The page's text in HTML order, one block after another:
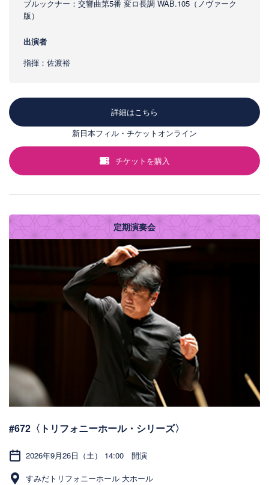
ブルックナー：交響曲第5番 変ロ長調 WAB.105（ノヴァーク
版）
出演者
指揮：佐渡裕
詳細はこちら
新日本フィル・チケットオンライン
チケットを購入
定期演奏会
#672〈トリフォニーホール・シリーズ〉
2026年9月26日（土） 14:00 開演
すみだトリフォニーホール 大ホール